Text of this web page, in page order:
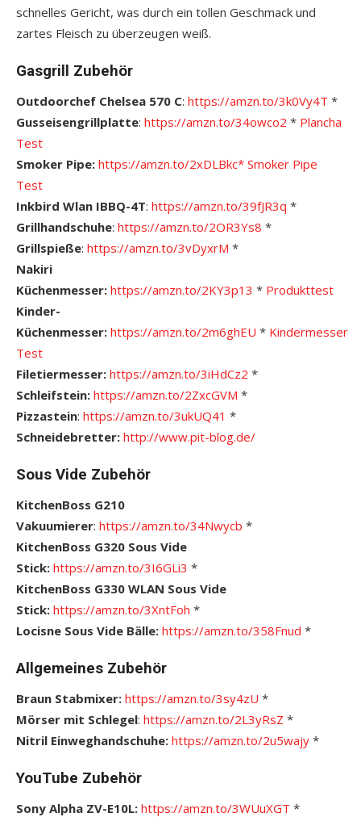
schnelles Gericht, was durch ein tollen Geschmack und
zartes Fleisch zu überzeugen weiß.
Gasgrill Zubehör
Outdoorchef Chelsea 570 C: https://amzn.to/3k0Vy4T *
Gusseisengrillplatte: https://amzn.to/34owco2 * Plancha
Test
Smoker Pipe: https://amzn.to/2xDLBkc* Smoker Pipe
Test
Inkbird Wlan IBBQ-4T: https://amzn.to/39fJR3q *
Grillhandschuhe: https://amzn.to/2OR3Ys8 *
Grillspieße: https://amzn.to/3vDyxrM *
Nakiri
Küchenmesser: https://amzn.to/2KY3p13 * Produkttest
Kinder-
Küchenmesser: https://amzn.to/2m6ghEU * Kindermesser
Test
Filetiermesser: https://amzn.to/3iHdCz2 *
Schleifstein: https://amzn.to/2ZxcGVM *
Pizzastein: https://amzn.to/3ukUQ41 *
Schneidebretter: http://www.pit-blog.de/
Sous Vide Zubehör
KitchenBoss G210
Vakuumierer: https://amzn.to/34Nwycb *
KitchenBoss G320 Sous Vide
Stick: https://amzn.to/3I6GLi3 *
KitchenBoss G330 WLAN Sous Vide
Stick: https://amzn.to/3XntFoh *
Locisne Sous Vide Bälle: https://amzn.to/358Fnud *
Allgemeines Zubehör
Braun Stabmixer: https://amzn.to/3sy4zU *
Mörser mit Schlegel: https://amzn.to/2L3yRsZ *
Nitril Einweghandschuhe: https://amzn.to/2u5wajy *
YouTube Zubehör
Sony Alpha ZV-E10L: https://amzn.to/3WUuXGT *